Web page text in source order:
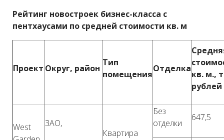
Рейтинг новостроек бизнес-класса с
пентхаусами по средней стоимости кв. м
Проект Округ, район
Тип
помещения
Отделка
кв. м.,
рублей
West
ЗАО,
Квартира
Без
отделки
647,5